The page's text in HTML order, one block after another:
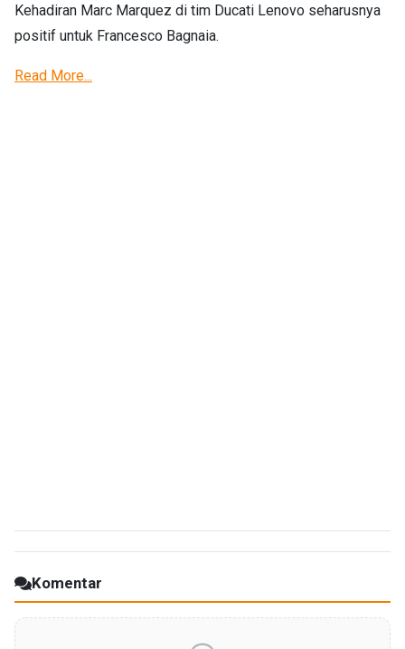
Kehadiran Marc Marquez di tim Ducati Lenovo seharusnya
positif untuk Francesco Bagnaia.
Read More...
Komentar